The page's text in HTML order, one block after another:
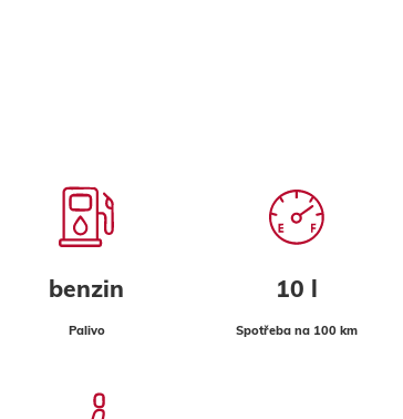
benzin
Palivo
10 l
Spotřeba na 100 km